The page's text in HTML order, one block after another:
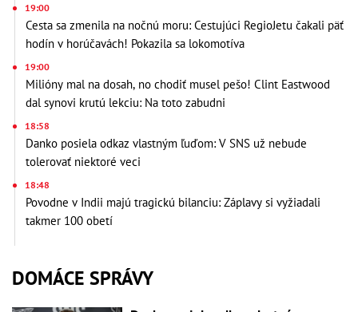
19:00
Cesta sa zmenila na nočnú moru: Cestujúci RegioJetu čakali päť
hodín v horúčavách! Pokazila sa lokomotíva
19:00
Milióny mal na dosah, no chodiť musel pešo! Clint Eastwood
dal synovi krutú lekciu: Na toto zabudni
18:58
Danko posiela odkaz vlastným ľuďom: V SNS už nebude
tolerovať niektoré veci
18:48
Povodne v Indii majú tragickú bilanciu: Záplavy si vyžiadali
takmer 100 obetí
DOMÁCE SPRÁVY